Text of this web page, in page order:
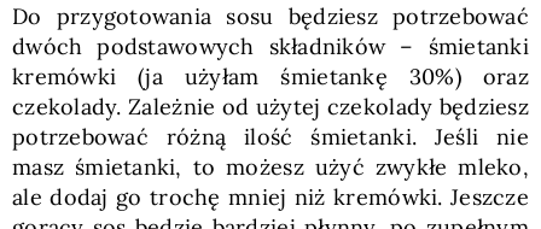
Do przygotowania sosu będziesz potrzebować
dwóch podstawowych składników – śmietanki
kremówki (ja użyłam śmietankę 30%) oraz
czekolady. Zależnie od użytej czekolady będziesz
potrzebować różną ilość śmietanki. Jeśli nie
masz śmietanki, to możesz użyć zwykłe mleko,
ale dodaj go trochę mniej niż kremówki. Jeszcze